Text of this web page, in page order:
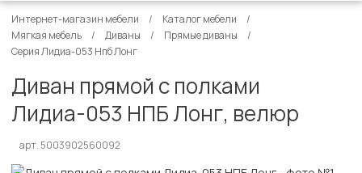
Интернет-магазин мебели
Каталог мебели
Мягкая мебель
Диваны
Прямые диваны
Серия Лидиа-053 Нпб Лонг
Диван прямой с полками
Лидиа-053 НПБ Лонг, велюр
арт. 5003902560092